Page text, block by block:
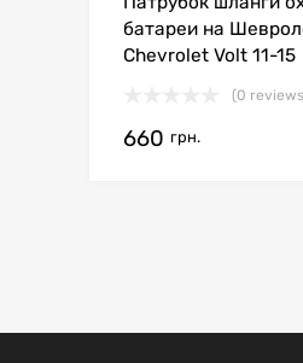
батареи на
Chevrolet Volt 11-15
(0
660 грн.